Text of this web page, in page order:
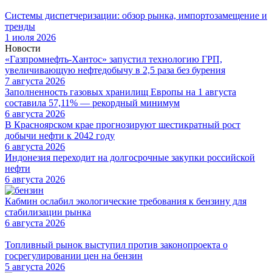
Системы диспетчеризации: обзор рынка, импортозамещение и
тренды
1 июля 2026
Новости
«Газпромнефть-Хантос» запустил технологию ГРП,
увеличивающую нефтедобычу в 2,5 раза без бурения
7 августа 2026
Заполненность газовых хранилищ Европы на 1 августа
составила 57,11% — рекордный минимум
6 августа 2026
В Красноярском крае прогнозируют шестикратный рост
добычи нефти к 2042 году
6 августа 2026
Индонезия переходит на долгосрочные закупки российской
нефти
6 августа 2026
Кабмин ослабил экологические требования к бензину для
стабилизации рынка
6 августа 2026
Топливный рынок выступил против законопроекта о
госрегулировании цен на бензин
5 августа 2026